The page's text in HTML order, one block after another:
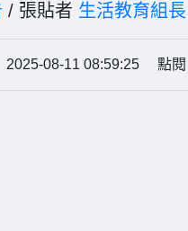
/ 張貼者 生活教育組長
2025-08-11 08:59:25 點閱